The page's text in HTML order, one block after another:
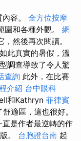
容。 全方位按摩
圍和各種外觀。 網
然後再次閱讀。
此真實的暑假，溫
調查導致了令人驚
查詢 此外，在比賽
介紹 台中眼科
和Kathryn 菲律賓
適區，這也很好。
是作者最逆轉的作
。 台胞證台南 起